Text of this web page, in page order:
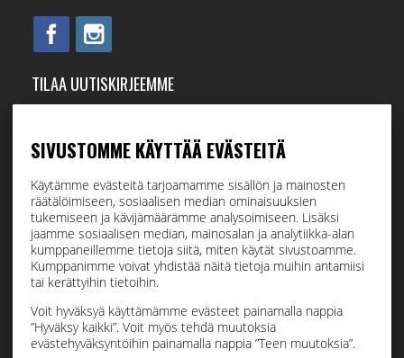
SIVUSTOMME KÄYTTÄÄ EVÄSTEITÄ
Käytämme evästeitä tarjoamamme sisällön ja mainosten
räätälöimiseen, sosiaalisen median ominaisuuksien
tukemiseen ja kävijämäärämme analysoimiseen. Lisäksi
jaamme sosiaalisen median, mainosalan ja analytiikka-alan
kumppaneillemme tietoja siitä, miten käytät sivustoamme.
Kumppanimme voivat yhdistää näitä tietoja muihin antamiisi
tai kerättyihin tietoihin.
Voit hyväksyä käyttämämme evästeet painamalla nappia
”Hyväksy kaikki”. Voit myös tehdä muutoksia
evästehyväksyntöihin painamalla nappia ”Teen muutoksia”.
TILAA UUTISKIRJEEMME
sähköpostiisi.
Hyväksyn henkilötietojen tallentamisen (lue)
Tilaa